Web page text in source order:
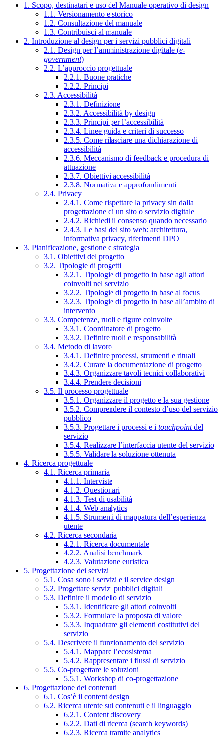
1. Scopo, destinatari e uso del Manuale operativo di design
1.1. Versionamento e storico
1.2. Consultazione del manuale
1.3. Contribuisci al manuale
2. Introduzione al design per i servizi pubblici digitali
2.1. Design per l’amministrazione digitale (e-
government)
2.2. L’approccio progettuale
2.2.1. Buone pratiche
2.2.2. Principi
2.3. Accessibilità
2.3.1. Definizione
2.3.2. Accessibilità by design
2.3.3. Principi per l’accessibilità
2.3.4. Linee guida e criteri di successo
2.3.5. Come rilasciare una dichiarazione di
accessibilità
2.3.6. Meccanismo di feedback e procedura di
attuazione
2.3.7. Obiettivi accessibilità
2.3.8. Normativa e approfondimenti
2.4. Privacy
2.4.1. Come rispettare la privacy sin dalla
progettazione di un sito o servizio digitale
2.4.2. Richiedi il consenso quando necessario
2.4.3. Le basi del sito web: architettura,
informativa privacy, riferimenti DPO
3. Pianificazione, gestione e strategia
3.1. Obiettivi del progetto
3.2. Tipologie di progetti
3.2.1. Tipologie di progetto in base agli attori
coinvolti nel servizio
3.2.2. Tipologie di progetto in base al focus
3.2.3. Tipologie di progetto in base all’ambito di
intervento
3.3. Competenze, ruoli e figure coinvolte
3.3.1. Coordinatore di progetto
3.3.2. Definire ruoli e responsabilità
3.4. Metodo di lavoro
3.4.1. Definire processi, strumenti e rituali
3.4.2. Curare la documentazione di progetto
3.4.3. Organizzare tavoli tecnici collaborativi
3.4.4. Prendere decisioni
3.5. Il processo progettuale
3.5.1. Organizzare il progetto e la sua gestione
3.5.2. Comprendere il contesto d’uso del servizio
pubblico
3.5.3. Progettare i processi e i touchpointdel
servizio
3.5.4. Realizzare l’interfaccia utente del servizio
3.5.5. Validare la soluzione ottenuta
4. Ricerca progettuale
4.1. Ricerca primaria
4.1.1. Interviste
4.1.2. Questionari
4.1.3. Test di usabilità
4.1.4. Web analytics
4.1.5. Strumenti di mappatura dell’esperienza
utente
4.2. Ricerca secondaria
4.2.1. Ricerca documentale
4.2.2. Analisi benchmark
4.2.3. Valutazione euristica
5. Progettazione dei servizi
5.1. Cosa sono i servizi e il service design
5.2. Progettare servizi pubblici digitali
5.3. Definire il modello di servizio
5.3.1. Identificare gli attori coinvolti
5.3.2. Formulare la proposta di valore
5.3.3. Inquadrare gli elementi costitutivi del
servizio
5.4. Descrivere il funzionamento del servizio
5.4.1. Mappare l’ecosistema
5.4.2. Rappresentare i flussi di servizio
5.5. Co-progettare le soluzioni
5.5.1. Workshop di co-progettazione
6. Progettazione dei contenuti
6.1. Cos’è il content design
6.2. Ricerca utente sui contenuti e il linguaggio
6.2.1. Content discovery
6.2.2. Dati di ricerca (search keywords)
6.2.3. Ricerca tramite analytics